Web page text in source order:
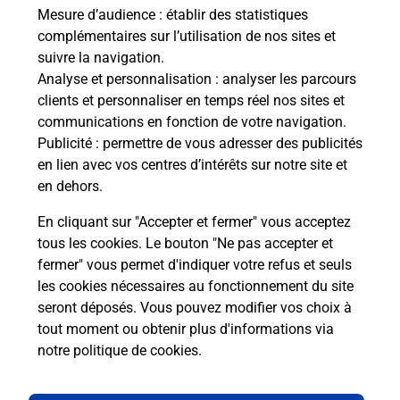
Mesure d’audience : établir des statistiques
complémentaires sur l’utilisation de nos sites et
suivre la navigation.
Analyse et personnalisation : analyser les parcours
clients et personnaliser en temps réel nos sites et
communications en fonction de votre navigation.
Publicité : permettre de vous adresser des publicités
en lien avec vos centres d’intérêts sur notre site et
en dehors.
En cliquant sur "Accepter et fermer" vous acceptez
tous les cookies. Le bouton "Ne pas accepter et
fermer" vous permet d'indiquer votre refus et seuls
les cookies nécessaires au fonctionnement du site
seront déposés. Vous pouvez modifier vos choix à
tout moment ou obtenir plus d'informations via
notre politique de cookies.
Combien de fautes pour le code de la
route ?
En Savoir Plus sur Colmar
COLMAR
COLMAR NORD